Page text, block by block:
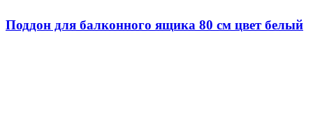
Поддон для балконного ящика 80 см цвет белый